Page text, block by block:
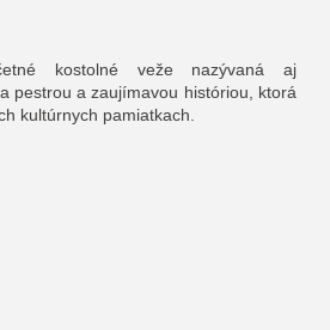
kostolné veže nazývaná aj
pestrou a zaujímavou históriou, ktorá
kultúrnych pamiatkach.